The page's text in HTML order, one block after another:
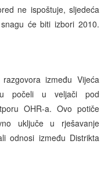
ne ispoštuje, sljedeća
će biti izbori 2010.
između Vijeća
počeli u veljači pod
OHR-a. Ovo potiče
uključe u rješavanje
odnosi između Distrikta